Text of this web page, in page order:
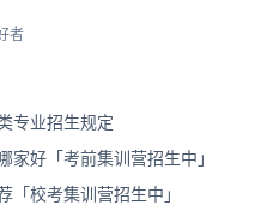
者
专业招生规定
好「考前集训营招生中」
校考集训营招生中」